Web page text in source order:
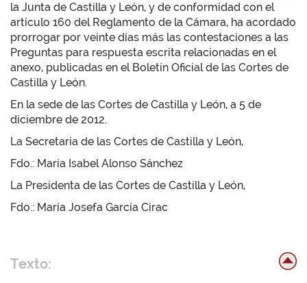
la Junta de Castilla y León, y de conformidad con el
artículo 160 del Reglamento de la Cámara, ha acordado
prorrogar por veinte días más las contestaciones a las
Preguntas para respuesta escrita relacionadas en el
anexo, publicadas en el Boletín Oficial de las Cortes de
Castilla y León.
En la sede de las Cortes de Castilla y León, a 5 de
diciembre de 2012.
La Secretaria de las Cortes de Castilla y León,
Fdo.: María Isabel Alonso Sánchez
La Presidenta de las Cortes de Castilla y León,
Fdo.: María Josefa García Cirac
Texto: